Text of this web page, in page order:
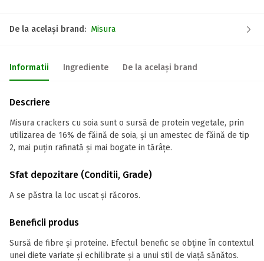
De la același brand: Misura
Informatii Ingrediente De la același brand
Descriere
Misura crackers cu soia sunt o sursă de protein vegetale, prin
utilizarea de 16% de făină de soia, și un amestec de făină de tip
2, mai puțin rafinată și mai bogate in tărâțe.
Sfat depozitare (Conditii, Grade)
A se păstra la loc uscat și răcoros.
Beneficii produs
Sursă de fibre și proteine. Efectul benefic se obține în contextul
unei diete variate și echilibrate și a unui stil de viață sănătos.